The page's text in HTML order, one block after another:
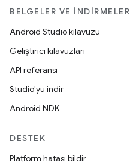
BELGELER VE İNDIRMELER
Android Studio kılavuzu
Geliştirici kılavuzları
API referansı
Studio'yu indir
Android NDK
DESTEK
Platform hatası bildir